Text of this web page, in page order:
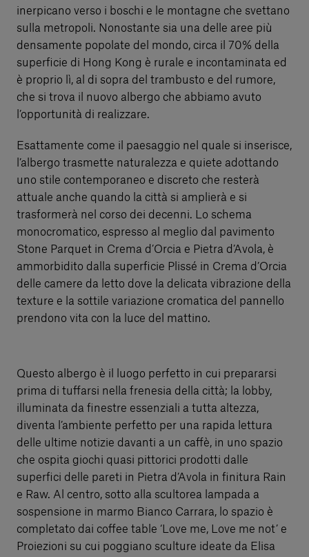
inerpicano verso i boschi e le montagne che svettano
sulla metropoli. Nonostante sia una delle aree più
densamente popolate del mondo, circa il 70% della
superficie di Hong Kong è rurale e incontaminata ed
è proprio lì, al di sopra del trambusto e del rumore,
che si trova il nuovo albergo che abbiamo avuto
l’opportunità di realizzare.
Esattamente come il paesaggio nel quale si inserisce,
l’albergo trasmette naturalezza e quiete adottando
uno stile contemporaneo e discreto che resterà
attuale anche quando la città si amplierà e si
trasformerà nel corso dei decenni. Lo schema
monocromatico, espresso al meglio dal pavimento
Stone Parquet in Crema d’Orcia e Pietra d’Avola, è
ammorbidito dalla superficie Plissé in Crema d’Orcia
delle camere da letto dove la delicata vibrazione della
texture e la sottile variazione cromatica del pannello
prendono vita con la luce del mattino.
Questo albergo è il luogo perfetto in cui prepararsi
prima di tuffarsi nella frenesia della città; la lobby,
illuminata da finestre essenziali a tutta altezza,
diventa l’ambiente perfetto per una rapida lettura
delle ultime notizie davanti a un caffè, in uno spazio
che ospita giochi quasi pittorici prodotti dalle
superfici delle pareti in Pietra d’Avola in finitura Rain
e Raw. Al centro, sotto alla scultorea lampada a
sospensione in marmo Bianco Carrara, lo spazio è
completato dai coffee table ‘Love me, Love me not’ e
Proiezioni su cui poggiano sculture ideate da Elisa